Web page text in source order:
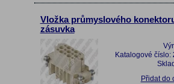
Vložka průmyslového
zásuvka
Katalogové číslo:
Přidat do